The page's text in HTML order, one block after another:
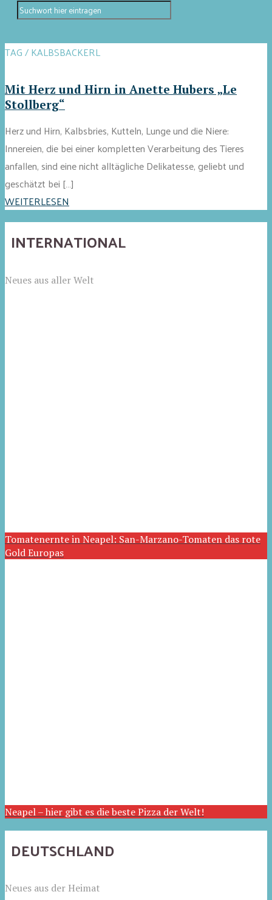
TAG / KALBSBACKERL
Mit Herz und Hirn in Anette Hubers „Le
Stollberg“
Herz und Hirn, Kalbsbries, Kutteln, Lunge und die Niere:
Innereien, die bei einer kompletten Verarbeitung des Tieres
anfallen, sind eine nicht alltägliche Delikatesse, geliebt und
geschätzt bei […]
WEITERLESEN
INTERNATIONAL
Neues aus aller Welt
Tomatenernte in Neapel: San-Marzano-Tomaten das rote
Gold Europas
Neapel – hier gibt es die beste Pizza der Welt!
DEUTSCHLAND
Neues aus der Heimat